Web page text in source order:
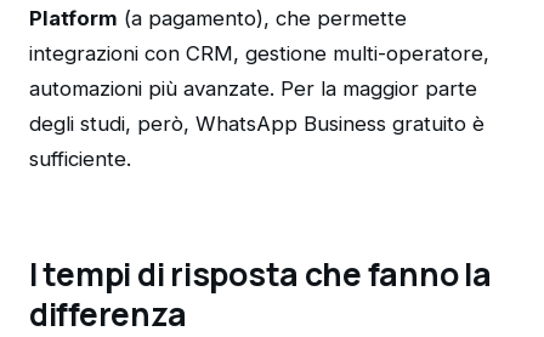
Platform (a pagamento), che permette
integrazioni con CRM, gestione multi-operatore,
automazioni più avanzate. Per la maggior parte
degli studi, però, WhatsApp Business gratuito è
sufficiente.
I tempi di risposta che fanno la
differenza